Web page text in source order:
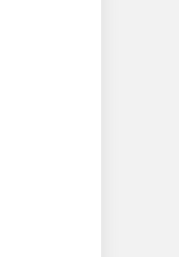
সাচিং প্রু